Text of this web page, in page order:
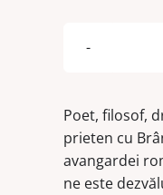
Poet, filosof,
prieten cu
avangardei
ne este